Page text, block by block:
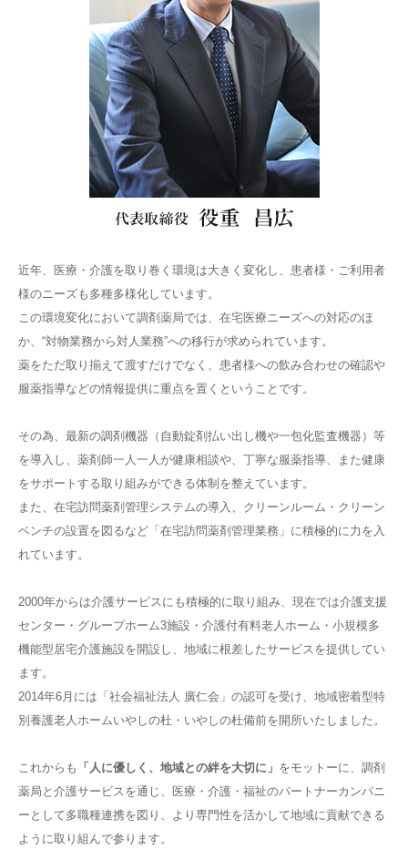
近年、医療・介護を取り巻く環境は大きく変化し、患者様・ご利用者
様のニーズも多種多様化しています。
この環境変化において調剤薬局では、在宅医療ニーズへの対応のほ
か、“対物業務から対人業務”への移行が求められています。
薬をただ取り揃えて渡すだけでなく、患者様への飲み合わせの確認や
服薬指導などの情報提供に重点を置くということです。
その為、最新の調剤機器（自動錠剤払い出し機や一包化監査機器）等
を導入し、薬剤師一人一人が健康相談や、丁寧な服薬指導、また健康
をサポートする取り組みができる体制を整えています。
また、在宅訪問薬剤管理システムの導入、クリーンルーム・クリーン
ベンチの設置を図るなど「在宅訪問薬剤管理業務」に積極的に力を入
れています。
2000年からは介護サービスにも積極的に取り組み、現在では介護支援
センター・グループホーム3施設・介護付有料老人ホーム・小規模多
機能型居宅介護施設を開設し、地域に根差したサービスを提供してい
ます。
2014年6月には「社会福祉法人 廣仁会」の認可を受け、地域密着型特
別養護老人ホームいやしの杜・いやしの杜備前を開所いたしました。
これからも 「人に優しく、地域との絆を大切に」 をモットーに、調剤
薬局と介護サービスを通じ、医療・介護・福祉のパートナーカンパニ
ーとして多職種連携を図り、より専門性を活かして地域に貢献できる
ように取り組んで参ります。